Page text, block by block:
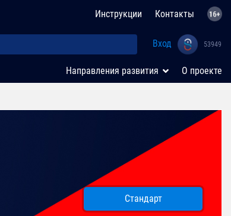
Инструкции Контакты
Вход 53949
Направления развития О проекте
Стандарт